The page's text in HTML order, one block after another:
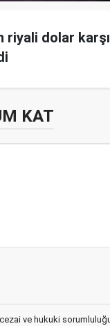
riyali dolar
KAT
cezai ve hukuki